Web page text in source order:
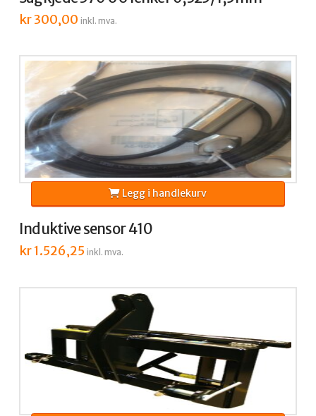
kr300,00 inkl. mva.
Induktive sensor 410
kr1.526,25 inkl. mva.
Legg i handlekurv